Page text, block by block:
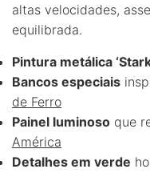
altas velocidades,
equilibrada.
Pintura metálica
Bancos especiais
de Ferro
Painel luminoso que
América
Detalhes em verde